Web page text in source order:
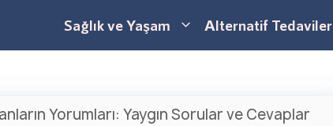
Sağlık ve Yaşam Alternatif Tedaviler
Yorumları: Yaygın Sorular ve Cevaplar